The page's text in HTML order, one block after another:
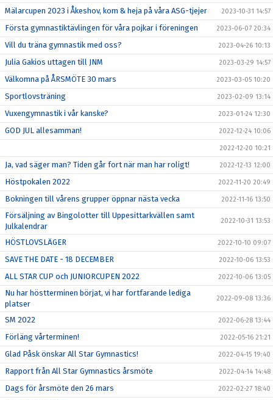
Mälarcupen 2023 i Åkeshov, kom & heja på våra ASG-tjejer 2023-10-31 14:57
Första gymnastiktävlingen för våra pojkar i föreningen 2023-06-07 20:34
Vill du träna gymnastik med oss? 2023-04-26 10:13
Julia Gakios uttagen till JNM 2023-03-29 14:57
Välkomna på ÅRSMÖTE 30 mars 2023-03-05 10:20
Sportlovsträning 2023-02-09 13:14
Vuxengymnastik i vår kanske? 2023-01-24 12:30
GOD JUL allesamman! 2022-12-24 10:06
2022-12-20 10:21
Ja, vad säger man? Tiden går fort när man har roligt! 2022-12-13 12:00
Höstpokalen 2022 2022-11-20 20:49
Bokningen till vårens grupper öppnar nästa vecka 2022-11-16 13:50
Försäljning av Bingolotter till Uppesittarkvällen samt
Julkalendrar
2022-10-31 13:53
HÖSTLOVSLÄGER 2022-10-10 09:07
SAVE THE DATE - 18 DECEMBER 2022-10-06 13:53
ALL STAR CUP och JUNIORCUPEN 2022 2022-10-06 13:05
Nu har höstterminen börjat, vi har fortfarande lediga
platser
2022-09-08 13:36
SM 2022 2022-06-28 13:44
Förläng vårterminen! 2022-05-16 21:21
Glad Påsk önskar All Star Gymnastics! 2022-04-15 19:40
Rapport från All Star Gymnastics årsmöte 2022-04-14 14:48
Dags för årsmöte den 26 mars 2022-02-27 18:40